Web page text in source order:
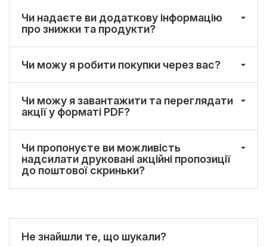
Чи надаєте ви додаткову інформацію
про знижки та продукти?
Чи можу я робити покупки через вас?
Чи можу я завантажити та переглядати
акції у форматі PDF?
Чи пропонуєте ви можливість
надсилати друковані акційні пропозиції
до поштової скриньки?
Не знайшли те, що шукали?